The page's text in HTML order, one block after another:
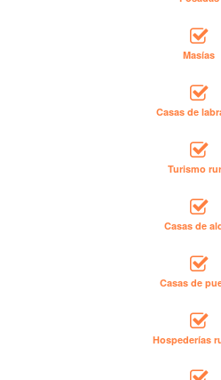
Masías
Casas de
Turismo
Casas de
Casas de
Hospederías